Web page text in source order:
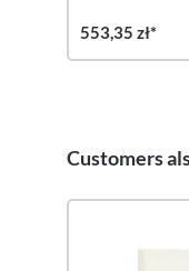
553,35 zł*
Pomiń galerię
Customers